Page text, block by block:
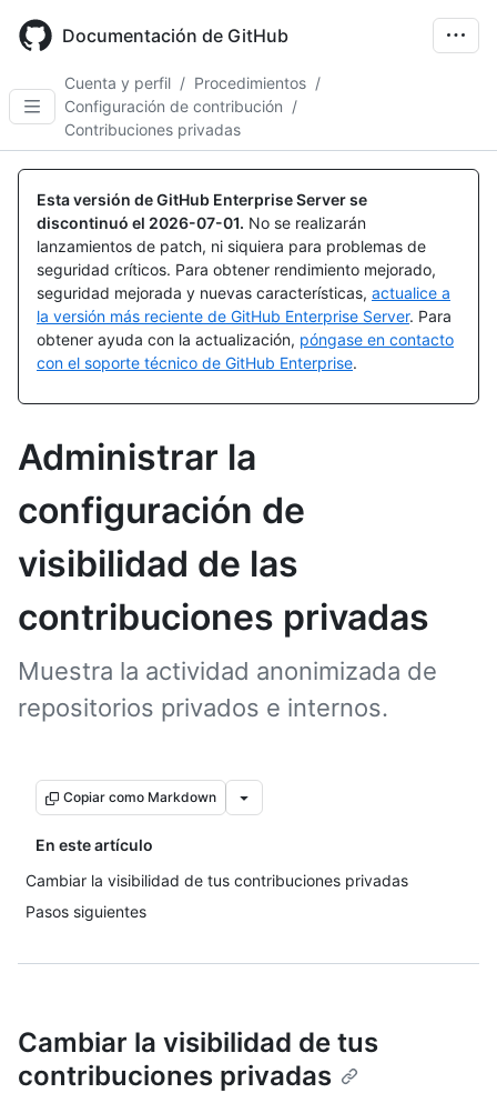
main
Documentación de GitHub
Cuenta y perfil / Procedimientos /
Configuración de contribución /
Contribuciones privadas
Esta versión de GitHub Enterprise Server se
discontinuó el 2026-07-01. No se realizarán
lanzamientos de patch, ni siquiera para problemas de
seguridad críticos. Para obtener rendimiento mejorado,
seguridad mejorada y nuevas características, actualice a
la versión más reciente de GitHub Enterprise Server. Para
obtener ayuda con la actualización, póngase en contacto
con el soporte técnico de GitHub Enterprise.
Administrar la
configuración de
visibilidad de las
contribuciones privadas
Muestra la actividad anonimizada de
repositorios privados e internos.
Copiar como Markdown
En este artículo
Cambiar la visibilidad de tus contribuciones privadas
Pasos siguientes
Cambiar la visibilidad de tus
contribuciones privadas